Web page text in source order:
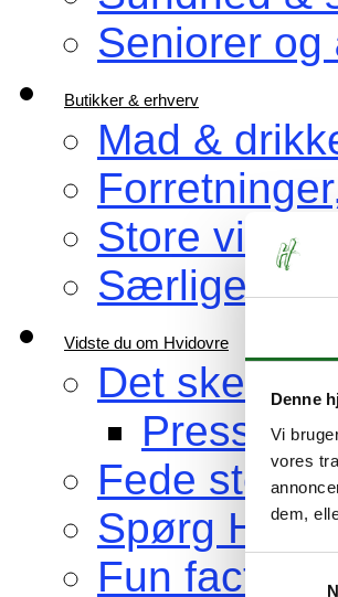
Denne
Vi
vores
dem,
Seniorer
Butikker & erhverv
Mad &
Store
Særlige
Vidste du om Hvidovre
Det sker i
Fede
Spørg
Fun facts